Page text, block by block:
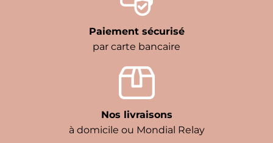
Paiement sécurisé
par carte bancaire
Nos livraisons
à domicile ou Mondial Relay